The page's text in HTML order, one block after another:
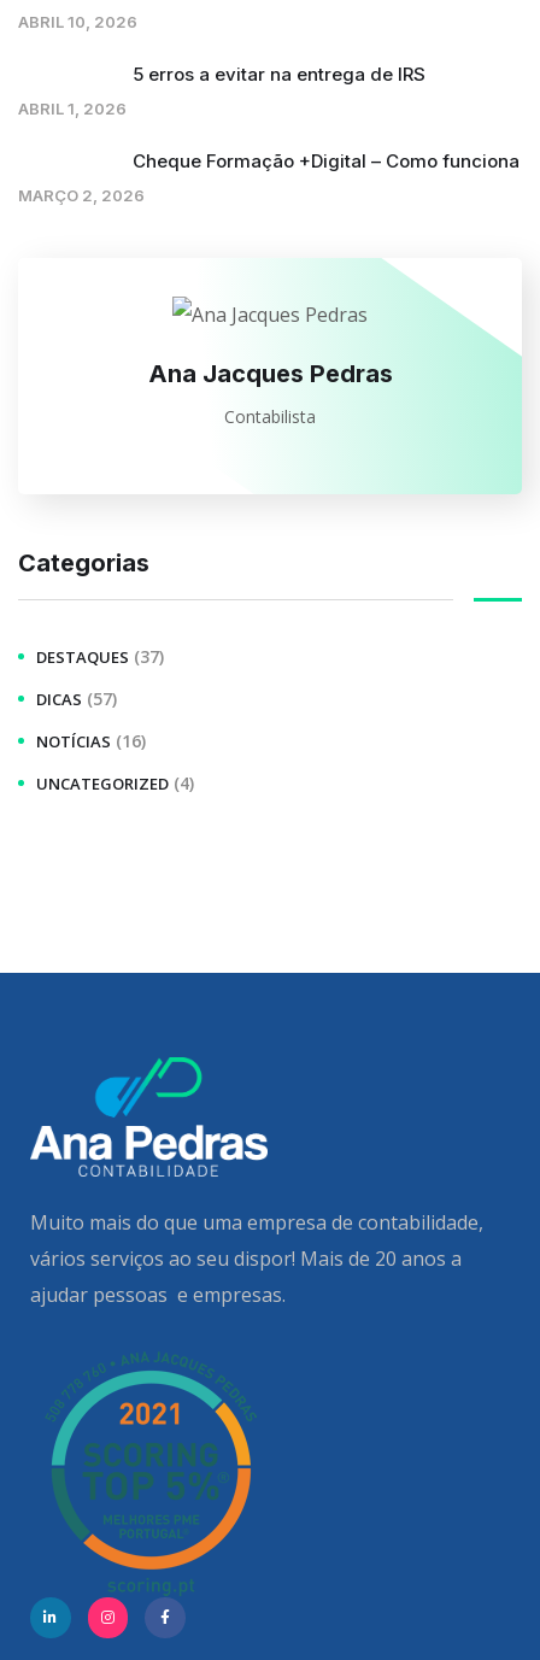
ABRIL 10, 2026
5 erros a evitar na entrega de IRS
ABRIL 1, 2026
Cheque Formação +Digital – Como funciona
MARÇO 2, 2026
Ana Jacques Pedras
Contabilista
Categorias
DESTAQUES (37)
DICAS (57)
NOTÍCIAS (16)
UNCATEGORIZED (4)
Muito mais do que uma empresa de contabilidade,
vários serviços ao seu dispor! Mais de 20 anos a
ajudar pessoas e empresas.